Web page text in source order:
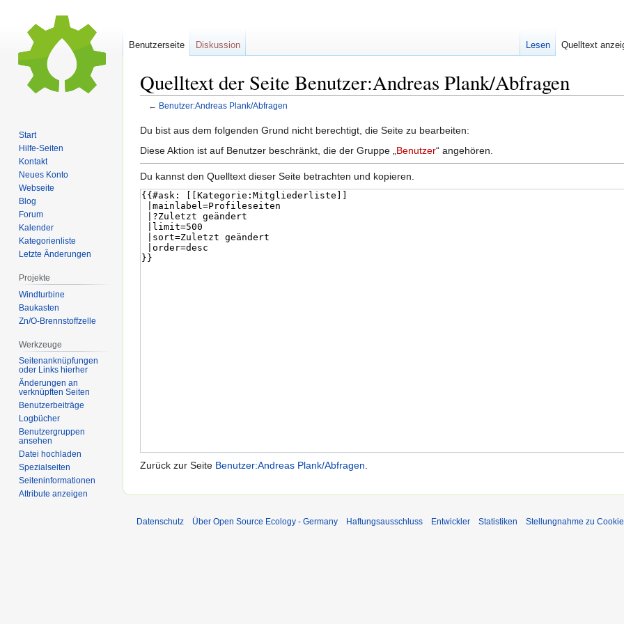
Quelltext der Seite Benutzer:Andreas Plank/Abfragen
← Benutzer:Andreas Plank/Abfragen
Zur
Navigation
Zur
Suche
Du bist aus dem folgenden Grund nicht berechtigt, die Seite zu bearbeiten:
Diese Aktion ist auf Benutzer beschränkt, die der Gruppe „ Benutzer“ angehören.
Du kannst den Quelltext dieser Seite betrachten und kopieren.
Zurück zur Seite Benutzer:Andreas Plank/Abfragen.
Benutzerseite Diskussion Lesen Quelltext
Start
Hilfe-Seiten
Kontakt
Neues Konto
Webseite
Blog
Forum
Kalender
Kategorienliste
Letzte Änderungen
Projekte
Windturbine
Baukasten
Zn/O-Brennstoffzelle
Werkzeuge
Seitenanknüpfungen
oder Links hierher
Änderungen an
verknüpften Seiten
Benutzerbeiträge
Logbücher
Benutzergruppen
ansehen
Datei hochladen
Spezialseiten
Seiten­informationen
Attribute anzeigen
Datenschutz Über Open Source Ecology - Germany Haftungsausschluss Entwickler Statistiken Stellungnahme zu